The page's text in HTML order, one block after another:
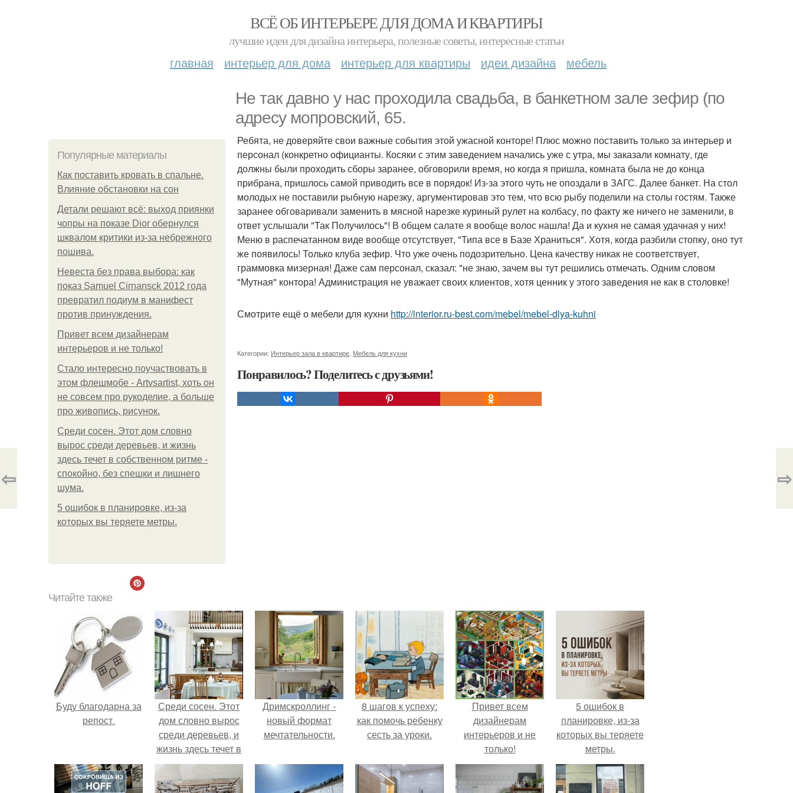
ВСЁ ОБ ИНТЕРЬЕРЕ ДЛЯ ДОМА И КВАРТИРЫ
лучшие идеи для дизайна интерьера, полезные советы, интересные статьи
главная интерьер для дома интерьер для квартиры идеи дизайна мебель
Не так давно у нас проходила свадьба, в банкетном зале зефир (по
адресу мопровский, 65.
Популярные материалы
Как поставить кровать в спальне.
Влияние обстановки на сон
Детали решают всё: выход приянки
чопры на показе Dior обернулся
шквалом критики из-за небрежного
пошива.
Невеста без права выбора: как
показ Samuel Cirnansck 2012 года
превратил подиум в манифест
против принуждения.
Привет всем дизайнерам
интерьеров и не только!
Стало интересно поучаствовать в
этом флешмобе - Artvsartist, хоть он
не совсем про рукоделие, а больше
про живопись, рисунок.
Среди сосен. Этот дом словно
вырос среди деревьев, и жизнь
здесь течет в собственном ритме -
спокойно, без спешки и лишнего
шума.
5 ошибок в планировке, из-за
которых вы теряете метры.
Ребята, не доверяйте свои важные события этой ужасной конторе! Плюс можно поставить только за интерьер и
персонал (конкретно официанты. Косяки с этим заведением начались уже с утра, мы заказали комнату, где
должны были проходить сборы заранее, обговорили время, но когда я пришла, комната была не до конца
прибрана, пришлось самой приводить все в порядок! Из-за этого чуть не опоздали в ЗАГС. Далее банкет. На стол
молодых не поставили рыбную нарезку, аргументировав это тем, что всю рыбу поделили на столы гостям. Также
заранее обговаривали заменить в мясной нарезке куриный рулет на колбасу, по факту же ничего не заменили, в
ответ услышали "Так Получилось"! В общем салате я вообще волос нашла! Да и кухня не самая удачная у них!
Меню в распечатанном виде вообще отсутствует, "Типа все в Базе Храниться". Хотя, когда разбили стопку, оно тут
же появилось! Только клуба зефир. Что уже очень подозрительно. Цена качеству никак не соответствует,
граммовка мизерная! Даже сам персонал, сказал: "не знаю, зачем вы тут решились отмечать. Одним словом
"Мутная" контора! Администрация не уважает своих клиентов, хотя ценник у этого заведения не как в столовке!
Смотрите ещё о мебели для кухни http://interior.ru-best.com/mebel/mebel-dlya-kuhni
Категории: Интерьер зала в квартире Мебель для кухни
Понравилось? Поделитесь с друзьями!
⇦ ⇨
Читайте также
Буду благодарна за
репост.
Среди сосен. Этот
дом словно вырос
среди деревьев, и
жизнь здесь течет в
собственном ритме
- спокойно, без
Дримскроллинг -
новый формат
мечтательности.
8 шагов к успеху:
как помочь ребенку
сесть за уроки.
Привет всем
дизайнерам
интерьеров и не
только!
5 ошибок в
планировке, из-за
которых вы теряете
метры.